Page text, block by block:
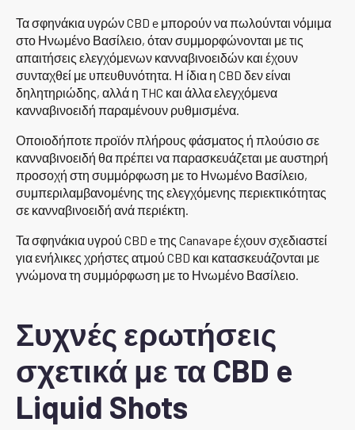
Τα σφηνάκια υγρών CBD e μπορούν να πωλούνται νόμιμα
στο Ηνωμένο Βασίλειο, όταν συμμορφώνονται με τις
απαιτήσεις ελεγχόμενων κανναβινοειδών και έχουν
συνταχθεί με υπευθυνότητα. Η ίδια η CBD δεν είναι
δηλητηριώδης, αλλά η THC και άλλα ελεγχόμενα
κανναβινοειδή παραμένουν ρυθμισμένα.
Οποιοδήποτε προϊόν πλήρους φάσματος ή πλούσιο σε
κανναβινοειδή θα πρέπει να παρασκευάζεται με αυστηρή
προσοχή στη συμμόρφωση με το Ηνωμένο Βασίλειο,
συμπεριλαμβανομένης της ελεγχόμενης περιεκτικότητας
σε κανναβινοειδή ανά περιέκτη.
Τα σφηνάκια υγρού CBD e της Canavape έχουν σχεδιαστεί
για ενήλικες χρήστες ατμού CBD και κατασκευάζονται με
γνώμονα τη συμμόρφωση με το Ηνωμένο Βασίλειο.
Συχνές ερωτήσεις
σχετικά με τα CBD e
Liquid Shots